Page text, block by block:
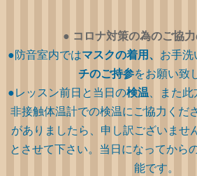
● コロナ対策の為のご協
●防音室内ではマスクの着用、 お手
チのご持参をお願い致
●レッスン前日と当日の検温、また
非接触体温計での検温にご協力くだ
がありましたら、申し訳ございませ
とさせて下さい。当日になってから
能です。